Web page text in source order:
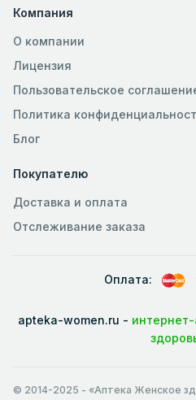
Компания
О компании
Лицензия
Пользовательское
Политика
Блог
Покупателю
Доставка и оплата
Отслеживание заказа
Оплата:
apteka-women.ru -
© 2014-2025 - «Аптека Женское